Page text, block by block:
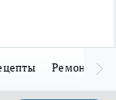
Ремонт